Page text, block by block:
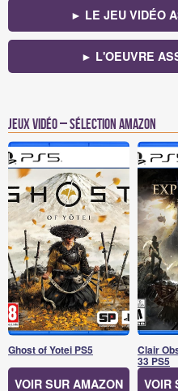
► LE JEU VIDÉO
► L'OEUVRE
Jeux vidéo – Sélection Amazon
Ghost of Yotei PS5
VOIR SUR AMAZON
Clair
33 PS5
VOIR